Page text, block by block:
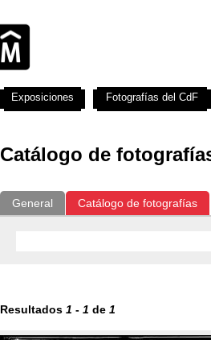
Catálogo de
General Catálogo de fotografías
Resultados 1 - 1 de 1
Exposiciones Fotografías del CdF